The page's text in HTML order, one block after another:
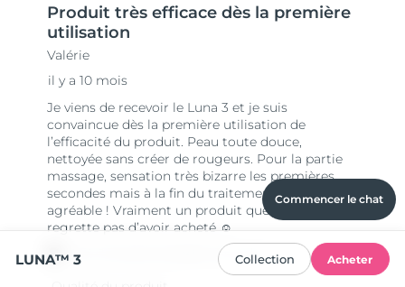
Commencer le chat
LUNA™ 3 Collection Acheter